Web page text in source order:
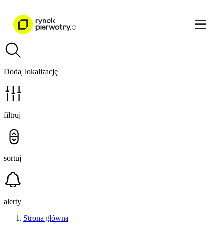
Dodaj lokalizację
filtruj
sortuj
alerty
Strona główna